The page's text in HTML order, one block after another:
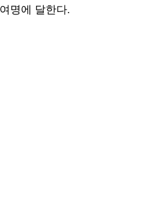
명에 달한다.